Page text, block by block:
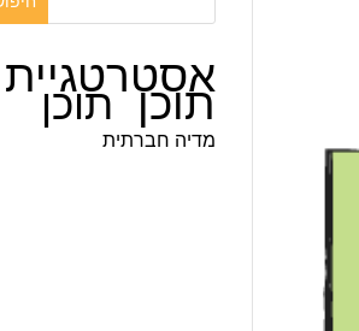
אסטרטגיית
תוכן תוכן
מדיה חברתית